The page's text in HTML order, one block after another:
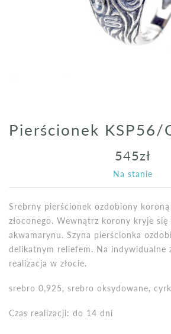
Pierścionek KSP56/
545zł
Na stanie
Srebrny pierścionek ozdobiony koroną
złoconego. Wewnątrz korony kryje
akwamarynu. Szyna pierścionka
delikatnym reliefem. Na indywidualne
realizacja w złocie.
srebro 0,925, srebro oksydowane,
Czas realizacji: do 14 dni